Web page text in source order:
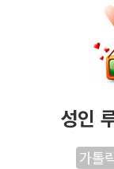
성인
가톨